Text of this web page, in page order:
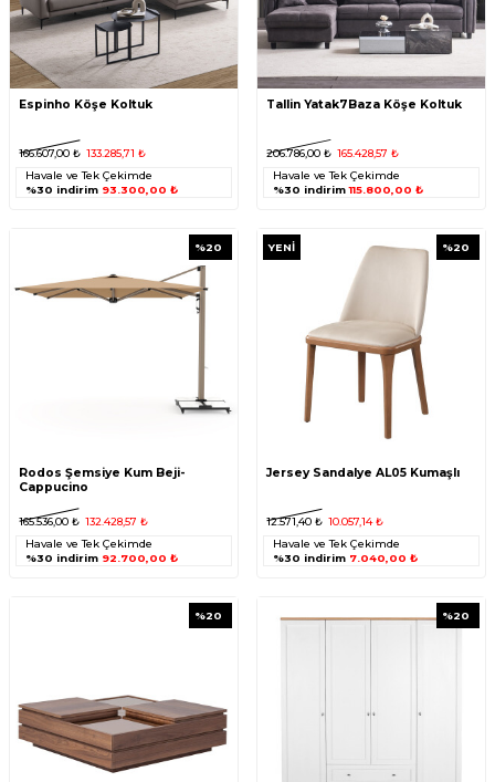
Espinho Köşe Koltuk
166.607,00 ₺ 133.285,71 ₺
Havale ve Tek Çekimde
%30 indirim 93.300,00 ₺
Tallin Yatak7Baza Köşe Koltuk
206.786,00 ₺ 165.428,57 ₺
Havale ve Tek Çekimde
%30 indirim 115.800,00 ₺
%20
Rodos Şemsiye Kum Beji-
Cappucino
165.536,00 ₺ 132.428,57 ₺
Havale ve Tek Çekimde
%30 indirim 92.700,00 ₺
%20
YENI
Jersey Sandalye AL05 Kumaşlı
12.571,40 ₺ 10.057,14₺
Havale ve Tek Çekimde
%30 indirim 7.040,00 ₺
%20 %20